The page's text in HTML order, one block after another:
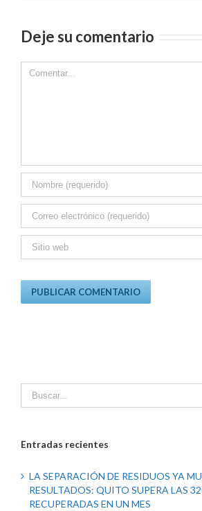
Deje su comentario
Comment
Entradas recientes
LA SEPARACIÓN DE RESIDUOS YA
RESULTADOS: QUITO SUPERA LAS
RECUPERADAS EN UN MES